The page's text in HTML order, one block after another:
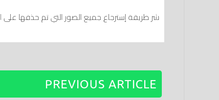
شر طريقة إسترجاع جميع الصور التي تم حذفها على
PREVIOUS ARTICLE